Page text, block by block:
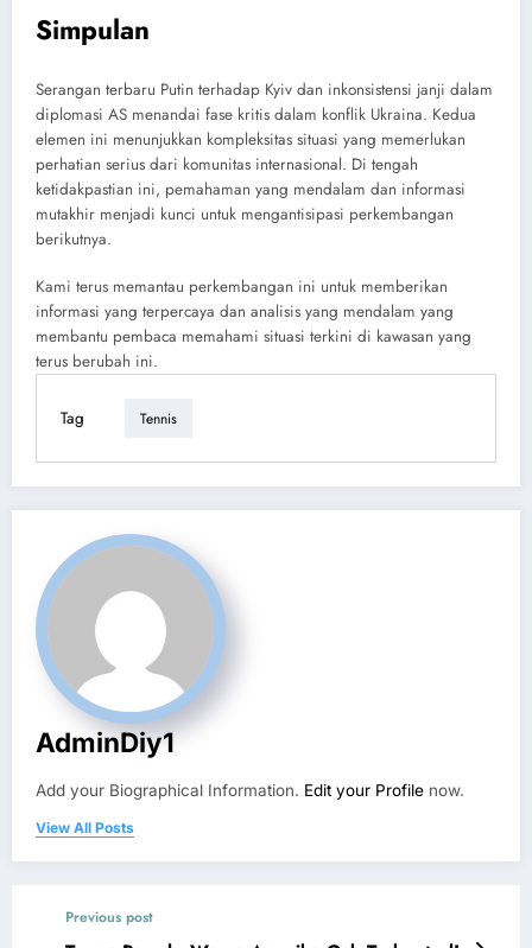
Simpulan
Serangan terbaru Putin terhadap Kyiv dan inkonsistensi janji dalam
diplomasi AS menandai fase kritis dalam konflik Ukraina. Kedua
elemen ini menunjukkan kompleksitas situasi yang memerlukan
perhatian serius dari komunitas internasional. Di tengah
ketidakpastian ini, pemahaman yang mendalam dan informasi
mutakhir menjadi kunci untuk mengantisipasi perkembangan
berikutnya.
Kami terus memantau perkembangan ini untuk memberikan
informasi yang terpercaya dan analisis yang mendalam yang
membantu pembaca memahami situasi terkini di kawasan yang
terus berubah ini.
Tag Tennis
AdminDiy1
Add your Biographical Information. Edit your Profile now.
View All Posts
Previous post